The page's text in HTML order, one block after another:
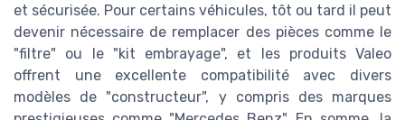
et sécurisée. Pour certains véhicules, tôt ou tard il peut
devenir nécessaire de remplacer des pièces comme le
"filtre" ou le "kit embrayage", et les produits Valeo
offrent une excellente compatibilité avec divers
modèles de "constructeur", y compris des marques